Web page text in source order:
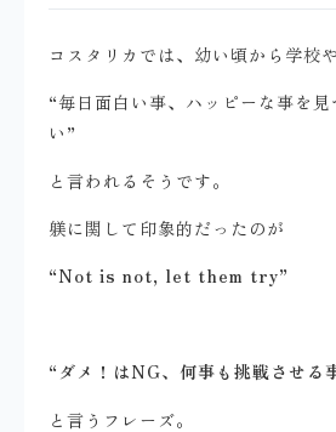
コスタリカでは、幼い頃から学校
“毎日面白い事、ハッピーな事を
い”
と言われるそうです。
躾に関して印象的だったのが
“Not is not, let them try”
“ダメ！はNG、何事も挑戦させる
と言うフレーズ。